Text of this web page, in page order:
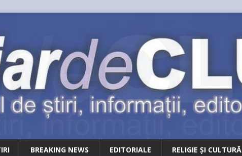
BREAKING NEWS EDITORIALE RELIGIE ȘI CULTURĂ